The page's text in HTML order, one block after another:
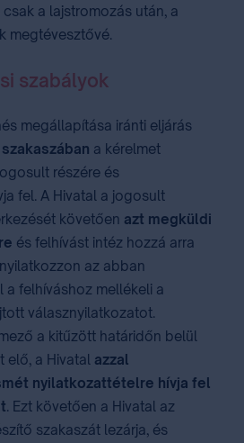
a lajstromozás után, a
megtévesztővé.
szabályok
megállapítása iránti eljárás
a kérelmet
részére és
fel. A Hivatal a jogosult
követően azt megküldi
és felhívást intéz hozzá arra
az abban
a felhíváshoz mellékeli a
válasznyilatkozatot.
a kitűzött határidőn belül
elő, a Hivatal azzal
nyilatkozattételre hívja fel
. Ezt követően a Hivatal az
szakaszát lezárja, és